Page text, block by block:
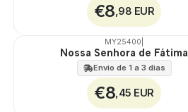
€8 ,98 EUR
MY25400
Nossa Senhora de Fátima
Envio de 1 a 3 dias
€8 ,45 EUR